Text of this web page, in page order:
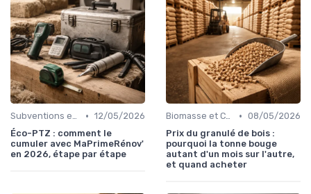
Subventions et Aides Financières • 12/05/2026
Éco-PTZ : comment le
cumuler avec MaPrimeRénov'
en 2026, étape par étape
Biomasse et Chauffage Écologique • 08/05/2026
Prix du granulé de bois :
pourquoi la tonne bouge
autant d'un mois sur l'autre,
et quand acheter